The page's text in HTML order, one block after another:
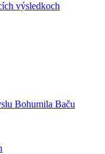
výsledkoch
Bohumila Baču